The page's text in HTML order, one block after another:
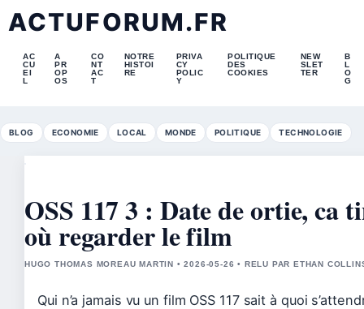
ACTUFORUM.FR
AC
CU
EI
L
A
PR
OP
OS
CO
NT
AC
T
NOTRE
HISTOI
RE
PRIVA
CY
POLIC
Y
POLITIQUE
DES
COOKIES
NEW
SLET
TER
B
L
O
G
BLOG ECONOMIE LOCAL MONDE POLITIQUE TECHNOLOGIE
OSS 117 3 : Date de ortie, ca
où regarder le film
HUGO THOMAS MOREAU MARTIN • 2026-05-26 • RELU PAR ETHAN
Qui n’a jamais vu un film OSS 117 sait à quoi